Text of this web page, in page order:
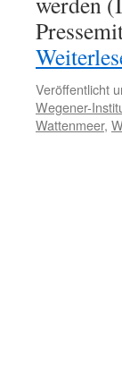
Veröffentlicht
Wegener-
Wattenmeer,